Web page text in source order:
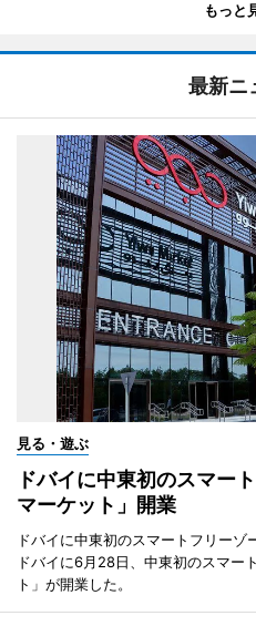
もっと
最新ニ
見る・遊ぶ
ドバイに中東初のスマー
マーケット」開業
ドバイに中東初のスマートフリー
ドバイに6月28日、中東初のスマー
ト」が開業した。